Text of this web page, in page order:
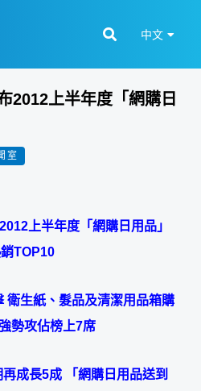
中文
2012上半年度「網購日
室
2012 上半年度「網購日用品」
TOP10
衛生紙、髮品及清潔用品箱購
勢攻佔榜上7席
再成長5成
「網購日用品送到